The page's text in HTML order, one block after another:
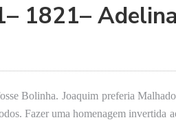
1821– Adelina
Bolinha. Joaquim preferia
Fazer uma homenagem invertida